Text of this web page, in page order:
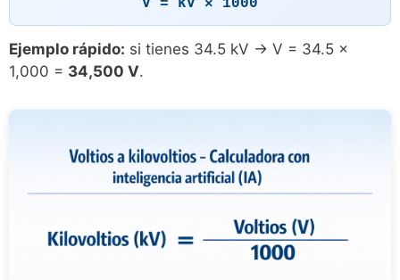
Ejemplo rápido: si tienes 34.5 kV → V = 34.5 ×
1,000 = 34,500 V.